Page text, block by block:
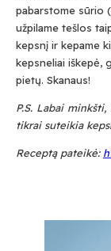
pabarstome sūrio
užpilame tešlos
kepsnį ir kepame
kepsneliai iškepė,
pietų. Skanaus!
P.S. Labai
tikrai suteikia
Receptą pateikė: